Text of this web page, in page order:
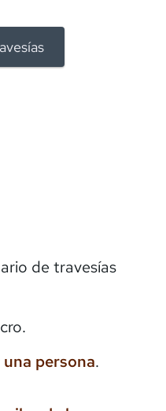
de travesías
una persona.